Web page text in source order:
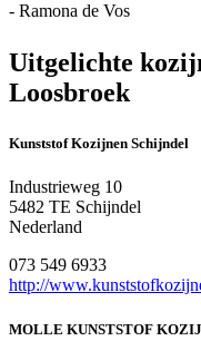
- Ramona de Vos
Uitgelichte
Loosbroek
Kunststof Kozijnen Schijndel
Industrieweg 10
5482 TE Schijndel
Nederland
073 549 6933
http://
MOLLE KUNSTSTOF